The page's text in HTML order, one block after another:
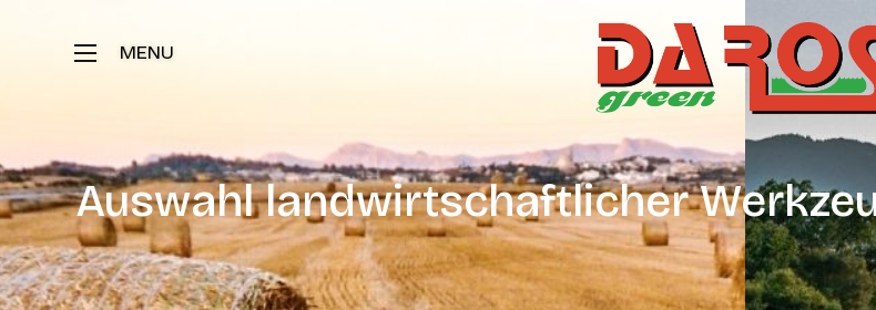
Auswahl landwirtschaftlicher